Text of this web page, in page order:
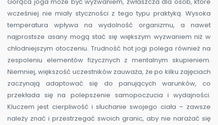
wcześniej nie miały styczności z tego typu praktyką. Wysoka
temperatura wpływa na wydolność organizmu, a nawet
najprostsze asany mogą stać się większym wyzwaniem niż w
chłodniejszym otoczeniu. Trudność hot jogi polega również na
zespoleniu elementów fizycznych z mentalnym skupieniem.
Niemniej, większość uczestników zauważa, że po kilku zajęciach
zaczynają adaptować się do panujących warunków, co
przekłada się na polepszenie samopoczucia i wydajności.
Kluczem jest cierpliwość i słuchanie swojego ciała – zawsze
należy znać i przestrzegać swoich granic, aby nie narażać się